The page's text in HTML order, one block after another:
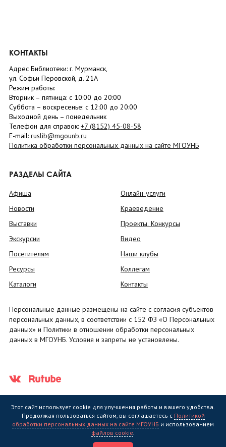
КОНТАКТЫ
Адрес Библиотеки: г. Мурманск,
ул. Софьи Перовской, д. 21А
Режим работы:
Вторник – пятница: с 10:00 до 20:00
Суббота – воскресенье: c 12:00 до 20:00
Выходной день – понедельник
Телефон для справок: +7 (8152) 45-08-58
E-mail: ruslib@mgounb.ru
Политика обработки персональных данных на сайте МГОУНБ
РАЗДЕЛЫ САЙТА
Афиша
Новости
Выставки
Экскурсии
Посетителям
Ресурсы
Каталоги
Онлайн-услуги
Краеведение
Проекты. Конкурсы
Видео
Наши клубы
Коллегам
Контакты
Персональные данные размещены на сайте с согласия субъектов
персональных данных, в соответствии с 152 ФЗ «О Персональных
данных» и Политики в отношении обработки персональных
данных в МГОУНБ. Условия и запреты не установлены.
Государственное областное бюджетное учреждение культуры
Этот сайт использует cookie для улучшения работы и вашего удобства.
Продолжая пользоваться сайтом, вы соглашаетесь с Политикой
обработки персональных данных на сайте МГОУНБ и использованием
файлов cookie.